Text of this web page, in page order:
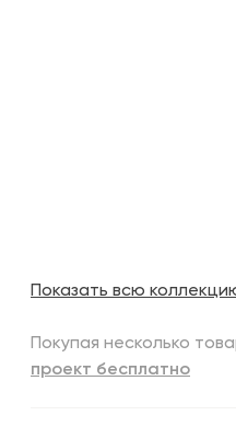
Показать всю
Покупая несколько
проект бесплатно